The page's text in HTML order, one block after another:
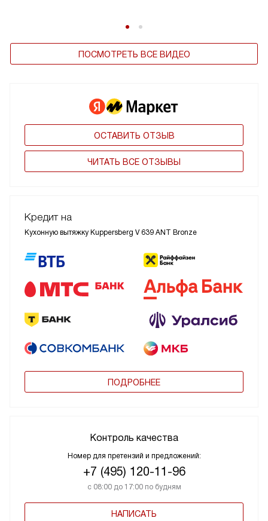
ПОСМОТРЕТЬ ВСЕ ВИДЕО
ОСТАВИТЬ ОТЗЫВ
ЧИТАТЬ ВСЕ ОТЗЫВЫ
Кредит на
Кухонную вытяжку Kuppersberg V 639 ANT Bronze
ПОДРОБНЕЕ
Контроль качества
Номер для претензий и предложений:
+7 (495) 120-11-96
с 08:00 до 17:00 по будням
НАПИСАТЬ